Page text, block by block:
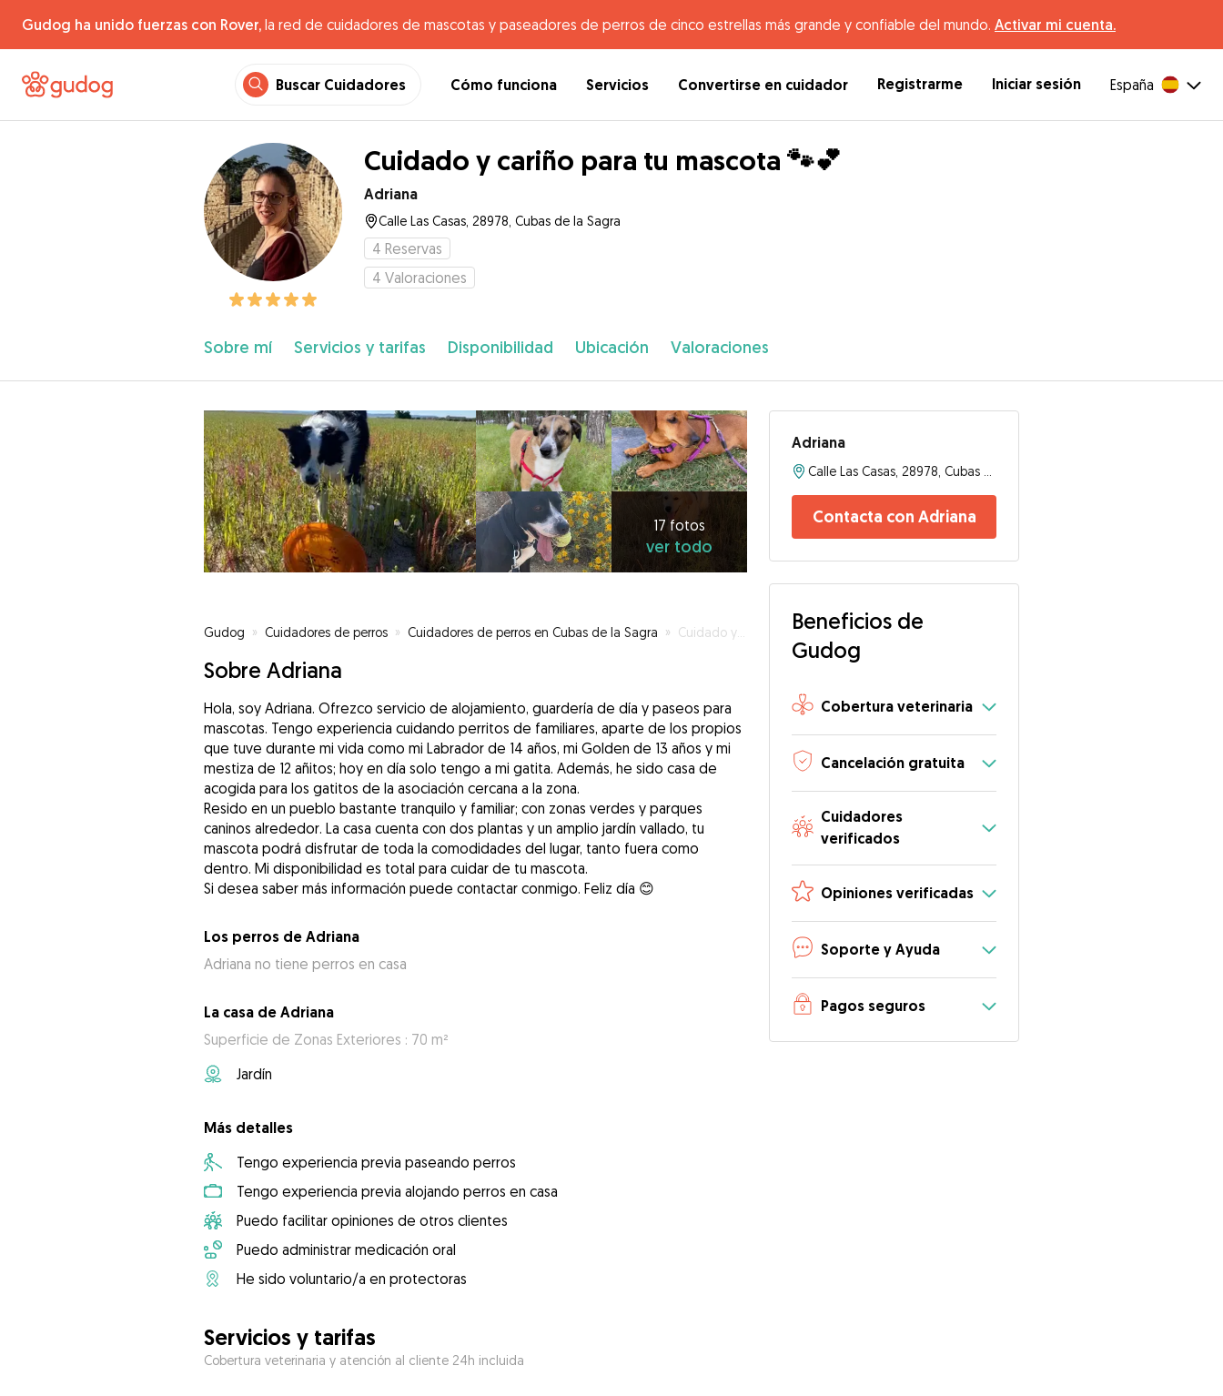
Gudog ha unido fuerzas con Rover, la red de cuidadores de mascotas y paseadores de perros de cinco estrellas más grande y confiable del mundo. Activar mi cuenta.
Buscar Cuidadores Cómo funciona Servicios Convertirse en cuidador Registrarme Iniciar sesión España
Cuidado y cariño para tu mascota 🐾💕
Adriana
Calle Las Casas, 28978, Cubas de la Sagra
4 Reservas
4 Valoraciones
Sobre mí Servicios y tarifas Disponibilidad Ubicación Valoraciones
17 fotos
ver todo
Gudog » Cuidadores de perros » Cuidadores de perros en Cubas de la Sagra » Cuidado y cariño para tu mascota 🐾💕
Sobre Adriana
Hola, soy Adriana. Ofrezco servicio de alojamiento, guardería de día y paseos para
mascotas. Tengo experiencia cuidando perritos de familiares, aparte de los propios
que tuve durante mi vida como mi Labrador de 14 años, mi Golden de 13 años y mi
mestiza de 12 añitos; hoy en día solo tengo a mi gatita. Además, he sido casa de
acogida para los gatitos de la asociación cercana a la zona.
Resido en un pueblo bastante tranquilo y familiar; con zonas verdes y parques
caninos alrededor. La casa cuenta con dos plantas y un amplio jardín vallado, tu
mascota podrá disfrutar de toda la comodidades del lugar, tanto fuera como
dentro. Mi disponibilidad es total para cuidar de tu mascota.
Si desea saber más información puede contactar conmigo. Feliz día 😊
Los perros de Adriana
Adriana no tiene perros en casa
La casa de Adriana
Superficie de Zonas Exteriores : 70 m²
Jardín
Más detalles
Tengo experiencia previa paseando perros
Tengo experiencia previa alojando perros en casa
Puedo facilitar opiniones de otros clientes
Puedo administrar medicación oral
He sido voluntario/a en protectoras
Servicios y tarifas
Cobertura veterinaria y atención al cliente 24h incluida
Adriana
Contacta con Adriana
Beneficios de
Gudog
Cobertura veterinaria
Cancelación gratuita
Cuidadores
verificados
Opiniones verificadas
Soporte y Ayuda
Pagos seguros